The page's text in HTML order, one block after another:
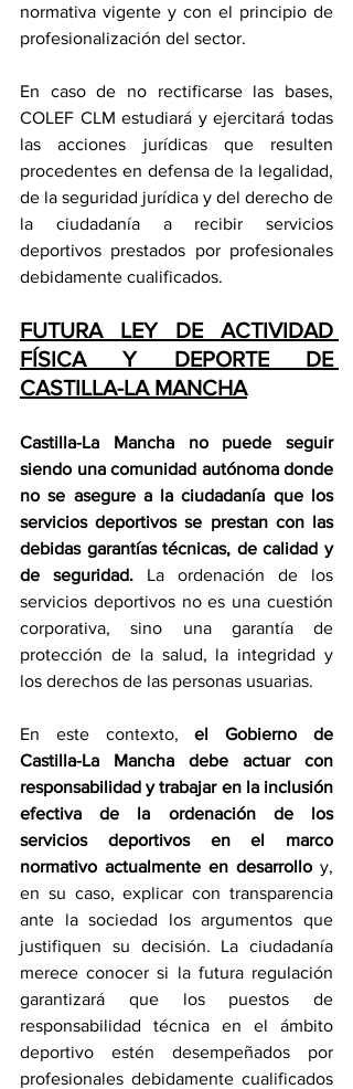
normativa vigente y con el principio de
profesionalización del sector.
En caso de no rectificarse las bases,
COLEF CLM estudiará y ejercitará todas
las acciones jurídicas que resulten
procedentes en defensa de la legalidad,
de la seguridad jurídica y del derecho de
la ciudadanía a recibir servicios
deportivos prestados por profesionales
debidamente cualificados.
FUTURA LEY DE ACTIVIDAD
FÍSICA Y DEPORTE DE
CASTILLA-LA MANCHA
Castilla-La Mancha no puede seguir
siendo una comunidad autónoma donde
no se asegure a la ciudadanía que los
servicios deportivos se prestan con las
debidas garantías técnicas, de calidad y
de seguridad. La ordenación de los
servicios deportivos no es una cuestión
corporativa, sino una garantía de
protección de la salud, la integridad y
los derechos de las personas usuarias.
En este contexto, el Gobierno de
Castilla-La Mancha debe actuar con
responsabilidad y trabajar en la inclusión
efectiva de la ordenación de los
servicios deportivos en el marco
normativo actualmente en desarrollo y,
en su caso, explicar con transparencia
ante la sociedad los argumentos que
justifiquen su decisión. La ciudadanía
merece conocer si la futura regulación
garantizará que los puestos de
responsabilidad técnica en el ámbito
deportivo estén desempeñados por
profesionales debidamente cualificados